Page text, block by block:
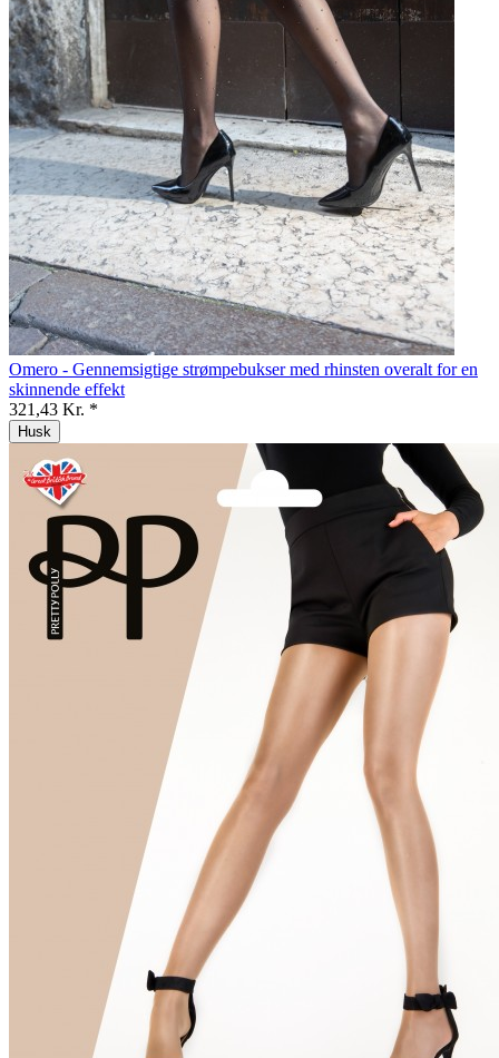
Omero - Gennemsigtige strømpebukser med rhinsten overalt for en
skinnende effekt
321,43 Kr. *
Husk